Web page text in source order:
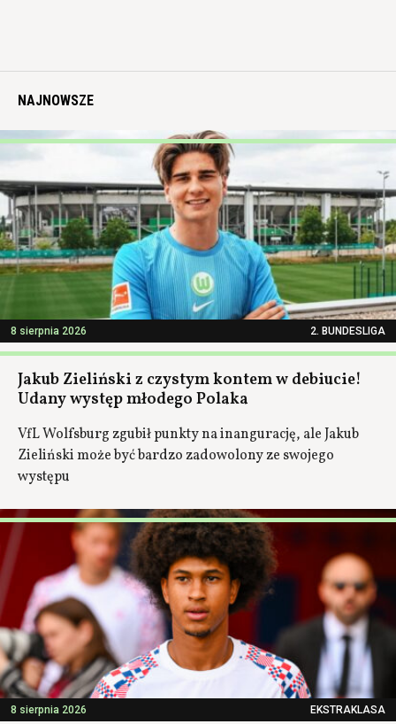
NAJNOWSZE
8 sierpnia 2026 2. BUNDESLIGA
Jakub Zieliński z czystym kontem w debiucie!
Udany występ młodego Polaka
VfL Wolfsburg zgubił punkty na inangurację, ale Jakub
Zieliński może być bardzo zadowolony ze swojego
występu
8 sierpnia 2026 EKSTRAKLASA